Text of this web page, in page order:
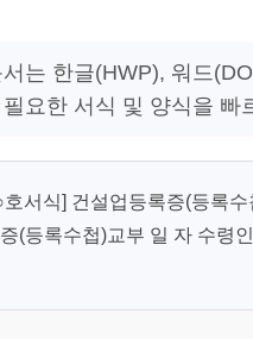
는 한글(HWP), 워드
요한 서식 및 양식을 빠
서식] 건설업등록증(등록
(등록수첩)교부 일 자 수령